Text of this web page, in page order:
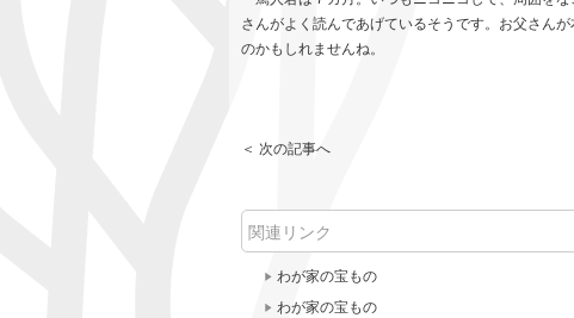
さんがよく読んであげているそうです。お父さん
のかもしれませんね。
＜ 次の記事へ
関連リンク
わが家の宝もの
わが家の宝もの